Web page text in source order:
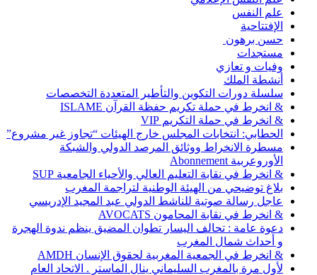
علم النفس
الإفتتاحية
حسن برهون
مستجدات
وفيات و تعازي
أنشطة الملك
سلسلة دورات التكوين والتأطير المتعددة التخصصات
& انخرط في حملة تكريم حفظة القرآن ISLAME
& انخرط في حملة التكريم VIP
الحطابي: انتخابات المجلس خارج الهيئات “تجاوز غير مشروع”
مسطرة الانخراط ووثائق المرصد الدولي والشبكة
الأوروعربية Abonnement
& انخرط في نقابة التعليم العالي والأحياء الجامعية SUP
بلاغ توضيحي من الهيئة الوطنية لتراجمة المغرب
عاجل رسالة صوتية للناشط الدولي عبد المجيد الإدريسي
& انخرط في نقابة المحامون AVOCATS
دعوة عامة : تحالف اليسار تطوان المضيق ينظم ندوة الهجرة
و أحداث شمال المغرب
& انخرط في الجمعية المغربية لحقوق الإنسان AMDH
لأول مرة بالمغرب السليماني ينال الماستر . الاتحاد العام